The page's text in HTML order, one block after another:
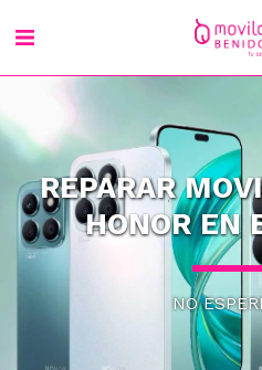
REPARAR
HONOR EN
NO